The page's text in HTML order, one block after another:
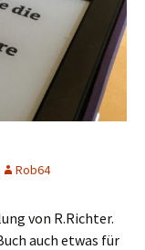
Rob64
von R.Richter.
auch etwas für